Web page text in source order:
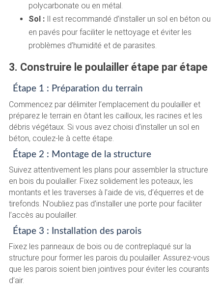
polycarbonate ou en métal.
Sol :Il est recommandé d’installer un sol en béton ou
en pavés pour faciliter le nettoyage et éviter les
problèmes d’humidité et de parasites.
3. Construire le poulailler étape par étape
Étape 1 : Préparation du terrain
Commencez par délimiter l’emplacement du poulailler et
préparez le terrain en ôtant les cailloux, les racines et les
débris végétaux. Si vous avez choisi d’installer un sol en
béton, coulez-le à cette étape.
Étape 2 : Montage de la structure
Suivez attentivement les plans pour assembler la structure
en bois du poulailler. Fixez solidement les poteaux, les
montants et les traverses à l’aide de vis, d’équerres et de
tirefonds. N’oubliez pas d’installer une porte pour faciliter
l’accès au poulailler.
Étape 3 : Installation des parois
Fixez les panneaux de bois ou de contreplaqué sur la
structure pour former les parois du poulailler. Assurez-vous
que les parois soient bien jointives pour éviter les courants
d’air.